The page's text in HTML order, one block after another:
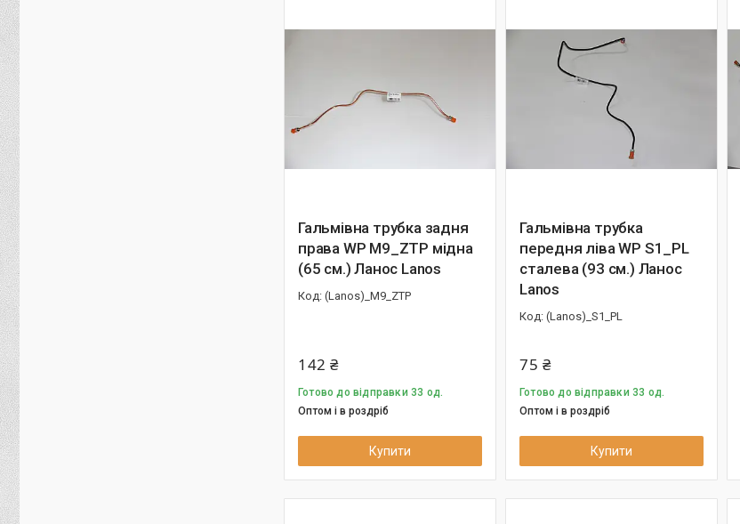
Гальмівна трубка задня
права WP M9_ZTP мідна
(65 см.) Ланос Lanos
(Lanos)_M9_ZTP
142 ₴
Готово до відправки 33 од.
Оптом і в роздріб
Купити
Гальмівна трубка
передня ліва WP S1_PL
сталева (93 см.) Ланос
Lanos
(Lanos)_S1_PL
75 ₴
Готово до відправки 33 од.
Оптом і в роздріб
Купити